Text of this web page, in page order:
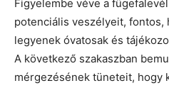
Figyelembe véve a
potenciális veszélyeit, fontos,
legyenek óvatosak és
A következő szakaszban
mérgezésének tüneteit, hogy